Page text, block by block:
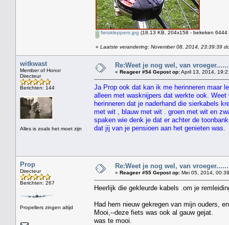
fietskleppers.jpg (18.13 KB, 204x158 - bekeken 6444
« Laatste verandering: November 08, 2014, 23:39:39
witkwast
Member of Honor
Directeur
Berichten: 144
Alles is zoals het moet zijn
Re:Weet je nog wel, van
« Reageer #54 Gepost op:April 13, 2014,
Ja Prop ook dat kan ik me herinneren maar
alleen met wasknijpers dat werkte ook.
herinneren dat je naderhand die sierkabels
met wit , blauw met wit . groen met wit en
spaken wie denk je dat er achter de
dat jij van je pensioen aan het genieten was.
Prop
Directeur
Berichten: 267
Propellers zingen altijd
Re:Weet je nog wel, van
« Reageer #55 Gepost op: Mei 05, 2014,
Heerlijk die gekleurde kabels .om je
Had hem nieuw gekregen van mijn ouders,
Mooi,--deze fiets was ook al gauw gejat.
was te mooi.